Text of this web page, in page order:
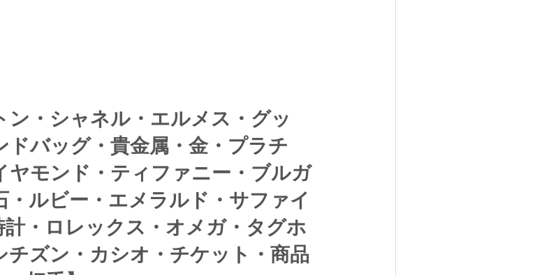
ン・シャネル・エルメス・グッ
バッグ・貴金属・金・プラチ
ヤモンド・ティファニー・ブルガ
・ルビー・エメラルド・サファイ
・ロレックス・オメガ・タグホ
ズン・カシオ・チケット・商品